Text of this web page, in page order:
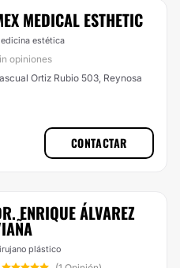
MEDICAL ESTHETIC
estética
opiniones
Ortiz Rubio 503, Reynosa
CONTACTAR
ENRIQUE ÁLVAREZ
plástico